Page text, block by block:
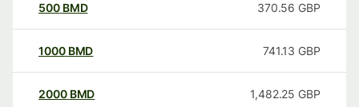
500 BMD 370.56 GBP
1000 BMD 741.13 GBP
2000 BMD 1,482.25 GBP